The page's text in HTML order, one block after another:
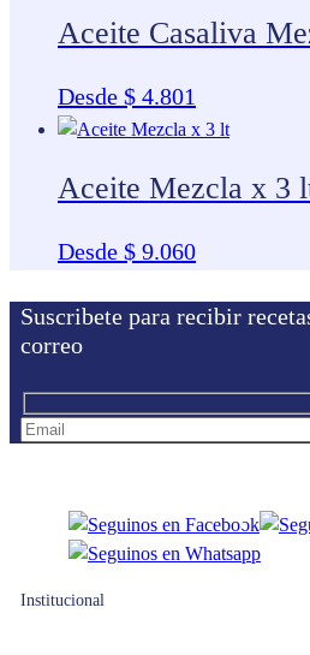
Aceite Casaliva
Desde $ 4.801
Aceite Mezcla x 3
Desde $ 9.060
Suscribete para recibir
correo
Institucional